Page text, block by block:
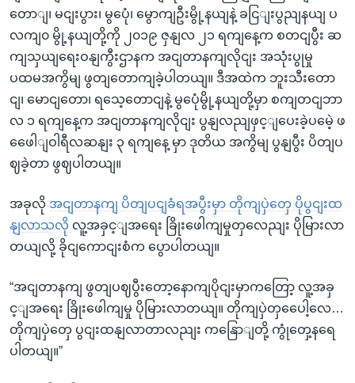
တောျ၊ မငျးပွား၊ မွပေုံ၊ မွောကျဦးမွို့နယျနဲ့ ခငြျးပွညျနယျ ပ
လကျ၀ မွို့နယျတို့ကို ၂၀၁၉ ဇှနျလ ၂၁ ရကျနေ့က စတငျပွီး ဆ
ကျသှယျရေးဝနျကွီးဌာနက အငျတာနကျလိုငျး အသုံးပွုမှု
ပထမအကွိမျ ဖွတျတောကျခဲ့ပါတယျ။ ဒီအထဲက ဘူးသီးတော
ငျ၊ မောငျတော၊ ရသေ့တောငျနဲ့ မွပေုံမွို့နယျတို့မှာ စကျတငျဘာ
လ ၁ ရကျနေ့က အငျတာနကျလိုငျး ပွနျလညျဖှင့ျပေးခဲ့ပမေဲ့ ဖ
ဖေေါျဝါရီလဆနျး ၃ ရကျနေ့ မှာ ဒုတိယ အကွိမျ ပွနျပွီး ပိတျပ
ဈခဲ့တာ ဖွဈပါတယျ။
အခုလို အငျတာနကျ ပိတျပငျခံရအပွီးမှာ တိုကျပှဲတှေ ပိုပွငျးထ
နျလာသလို လူ့အခှင့ျအရေး ခြိုးဖေါကျမှုတှလေညျး ပိုမြားလာ
တယျလို့ ခိုငျကောငျးစံက ပွောပါတယျ။
“အငျတာနကျ ဖွတျပဈပွီးတော့နောကျပိုငျးမှာကတြော့ လူ့အခှ
င့ျအရေး ခြိုးဖေါကျမှု ပိုမြားလာတယျ။ တိုကျပှဲတှပေေါ့လေ…
တိုကျပှဲတှေ ပွငျးထနျလာတာလညျး ကနြောျတို့ ကွုံတှေ့နရေ
ပါတယျ။”